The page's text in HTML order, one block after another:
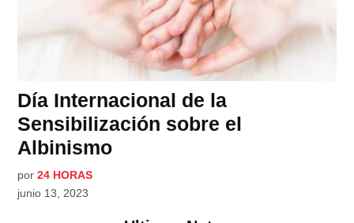
Día Internacional de la
Sensibilización sobre el
Albinismo
por 24 HORAS
junio 13, 2023